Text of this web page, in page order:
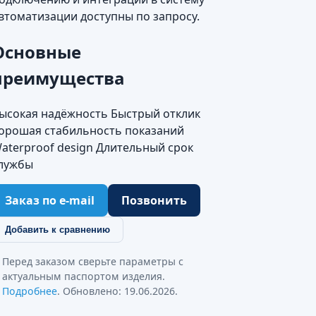
доступны по запросу.
надёжность Быстрый отклик
стабильность показаний
design Длительный срок
Заказ по e-mail Позвонить
Добавить к сравнению
Перед заказом сверьте параметры с
актуальным паспортом изделия.
Подробнее. Обновлено: 19.06.2026.